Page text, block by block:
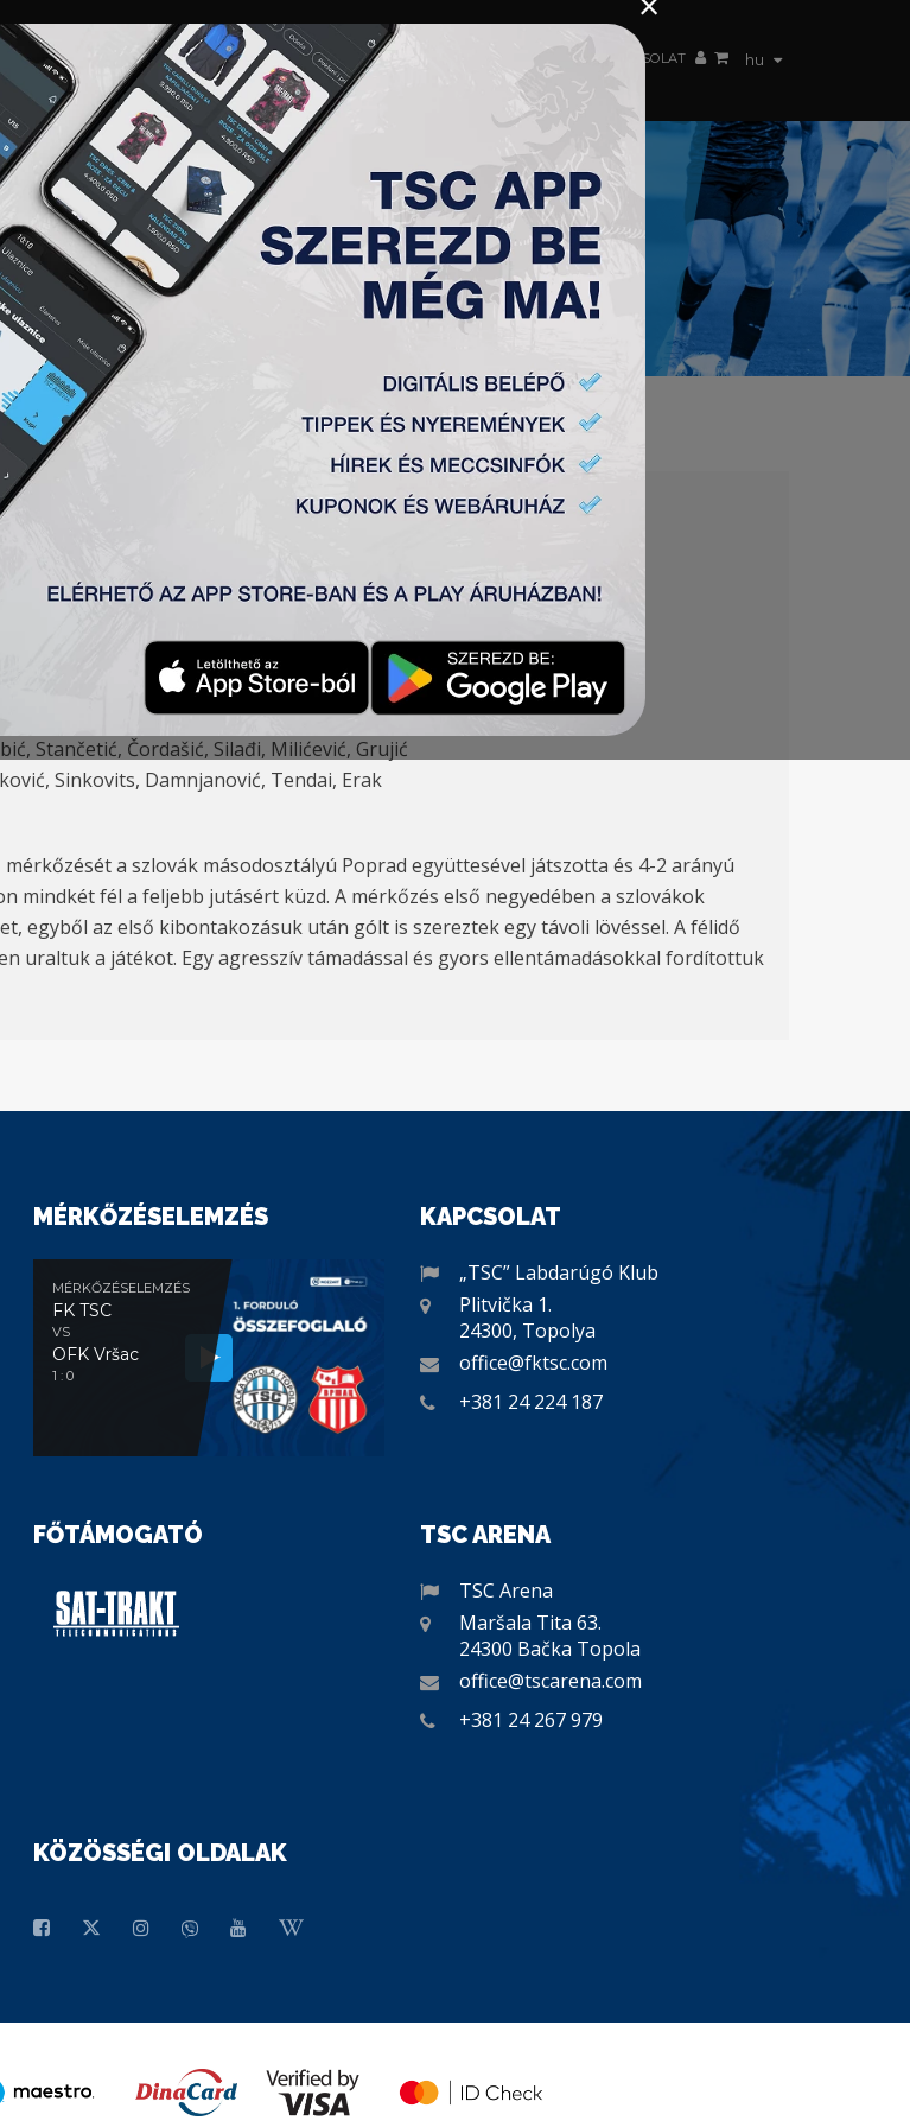
hu
JEGYEK AKKREDITÁCIÓ KLUB AKADÉMIA NŐI CSAPAT KAPCSOLAT
Stančetić, Čordašić, Silađi, Milićević, Grujić
Sinkovits, Damnjanović, Tendai, Erak
a szlovák másodosztályú Poprad együttesével játszotta és 4-2 arányú
mindkét fél a feljebb jutásért küzd. A mérkőzés első negyedében a szlovákok
egyből az első kibontakozásuk után gólt is szereztek egy távoli lövéssel. A félidő
uraltuk a játékot. Egy agresszív támadással és gyors ellentámadásokkal fordítottuk
MÉRKŐZÉSELEMZÉS
MÉRKŐZÉSELEMZÉS
FK TSC
VS
OFK Vršac
1 : 0
KAPCSOLAT
„TSC” Labdarúgó Klub
Plitvička 1.
24300, Topolya
office@fktsc.com
+381 24 224 187
FŐTÁMOGATÓ TSC ARENA
TSC Arena
Maršala Tita 63.
24300 Bačka Topola
office@tscarena.com
+381 24 267 979
KÖZÖSSÉGI OLDALAK